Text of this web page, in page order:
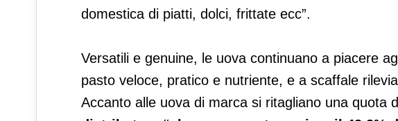
domestica di piatti, dolci, frittate ecc”.
Versatili e genuine, le uova continuano a piacere
pasto veloce, pratico e nutriente, e a scaffale
Accanto alle uova di marca si ritagliano una quota